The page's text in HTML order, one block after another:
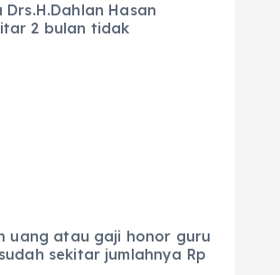
Hasan
2 bulan tidak
uang atau gaji honor guru
sekitar jumlahnya Rp